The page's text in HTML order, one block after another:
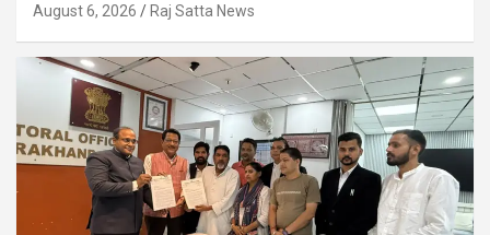
August 6, 2026 Raj Satta News